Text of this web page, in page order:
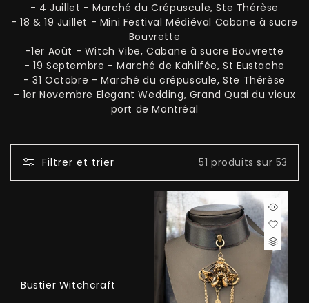
C
T
I
O
:
- 4 Juillet - Marché du Crépuscule, Ste Thérèse
- 18 & 19 Juillet - Mini Festival Médiéval Cabane à sucre
Bouvrette
-1er Août - Witch Vibe, Cabane à sucre Bouvrette
- 19 Septembre - Marché de Kahlifée, St Eustache
- 31 Octobre - Marché du crépuscule, Ste Thérèse
- 1er Novembre Elegant Wedding, Grand Quai du vieux
port de Montréal
Filtrer et trier 51 produits sur 53
Bustier Witchcraft